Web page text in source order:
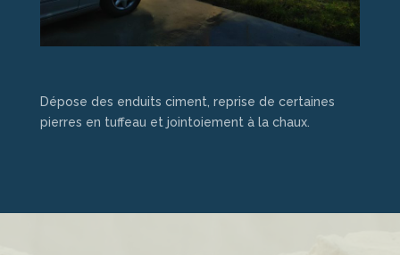
Dépose des enduits ciment, reprise de certaines
pierres en tuffeau et jointoiement à la chaux.